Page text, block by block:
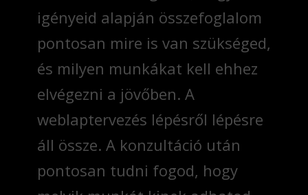
igényeid alapján összefoglalom
pontosan mire is van szükséged,
és milyen munkákat kell ehhez
elvégezni a jövőben. A
weblaptervezés lépésről lépésre
áll össze. A konzultáció után
pontosan tudni fogod, hogy